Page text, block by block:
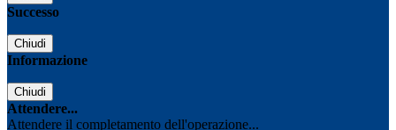
Successo
Chiudi
Informazione
Chiudi
Attendere...
Attendere il completamento dell'operazione...